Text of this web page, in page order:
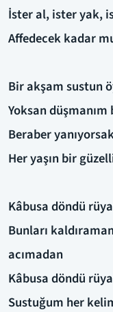
İster al, ister yak,
Affedecek kadar
Bir akşam sustun
Yoksan
Beraber
Her yaşın bir
Kâbusa döndü
Bunları
acımadan
Kâbusa döndü
Sustuğum her